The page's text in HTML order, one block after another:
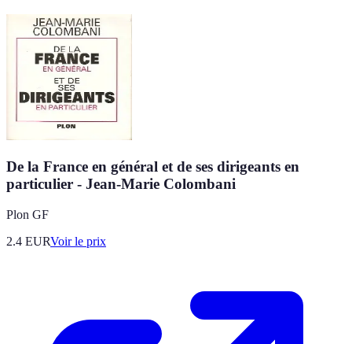
De la France en général et de ses dirigeants en
particulier - Jean-Marie Colombani
Plon GF
2.4 EURVoir le prix